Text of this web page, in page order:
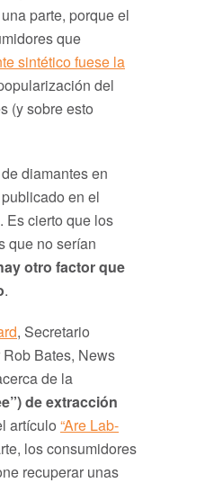
parte, porque el
que
sintético fuese la
del
(y sobre esto
diamantes en
en el
Es cierto que los
que no serían
otro factor que
.
, Secretario
Bates, News
de la
de extracción
artículo “Are Lab-
los consumidores
recuperar unas